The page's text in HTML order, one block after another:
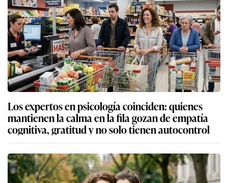
Los expertos en psicología coinciden: quienes
mantienen la calma en la fila gozan de empatía
cognitiva, gratitud y no solo tienen autocontrol